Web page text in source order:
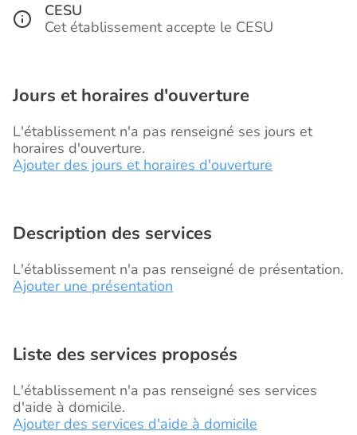
CESU
Cet établissement accepte le CESU
Jours et horaires d'ouverture
L'établissement n'a pas renseigné ses jours et
horaires d'ouverture.
Ajouter des jours et horaires d'ouverture
Description des services
L'établissement n'a pas renseigné de présentation.
Ajouter une présentation
Liste des services proposés
L'établissement n'a pas renseigné ses services
d'aide à domicile.
Ajouter des services d'aide à domicile